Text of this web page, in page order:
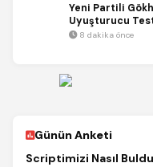
Yeni Partili
Uyuşturucu
8 dakika önce
Günün Anketi
Scriptimizi Nasıl